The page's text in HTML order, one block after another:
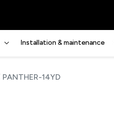
Installation & maintenance
PANTHER-14YD